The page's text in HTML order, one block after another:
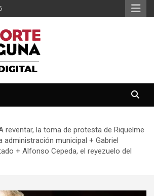
reventar, la toma de protesta de Riquelme
administración municipal + Gabriel
+ Alfonso Cepeda, el reyezuelo del